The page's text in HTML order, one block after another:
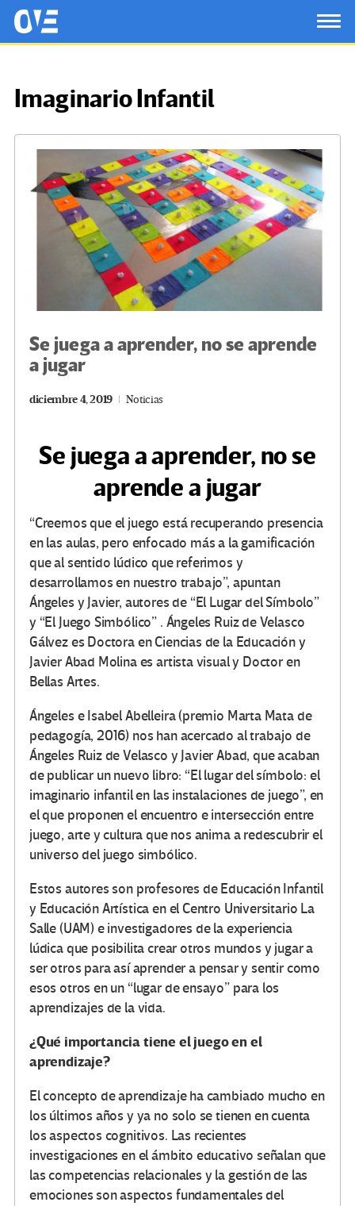
Saltar al contenido principal
OtrasVocesenEducacion.org
Imaginario Infantil
Se juega a aprender, no se aprende
a jugar
diciembre 4, 2019 Noticias
Se juega a aprender, no se
aprende a jugar
“Creemos que el juego está recuperando presencia
en las aulas, pero enfocado más a la gamificación
que al sentido lúdico que referimos y
desarrollamos en nuestro trabajo”, apuntan
Ángeles y Javier, autores de “El Lugar del Símbolo”
y “El Juego Simbólico” . Ángeles Ruiz de Velasco
Gálvez es Doctora en Ciencias de la Educación y
Javier Abad Molina es artista visual y Doctor en
Bellas Artes.
Ángeles e Isabel Abelleira (premio Marta Mata de
pedagogía, 2016) nos han acercado al trabajo de
Ángeles Ruiz de Velasco y Javier Abad, que acaban
de publicar un nuevo libro: “El lugar del símbolo: el
imaginario infantil en las instalaciones de juego”, en
el que proponen el encuentro e intersección entre
juego, arte y cultura que nos anima a redescubrir el
universo del juego simbólico.
Estos autores son profesores de Educación Infantil
y Educación Artística en el Centro Universitario La
Salle (UAM) e investigadores de la experiencia
lúdica que posibilita crear otros mundos y jugar a
ser otros para así aprender a pensar y sentir como
esos otros en un “lugar de ensayo” para los
aprendizajes de la vida.
¿Qué importancia tiene el juego en el
aprendizaje?
El concepto de aprendizaje ha cambiado mucho en
los últimos años y ya no solo se tienen en cuenta
los aspectos cognitivos. Las recientes
investigaciones en el ámbito educativo señalan que
las competencias relacionales y la gestión de las
emociones son aspectos fundamentales del